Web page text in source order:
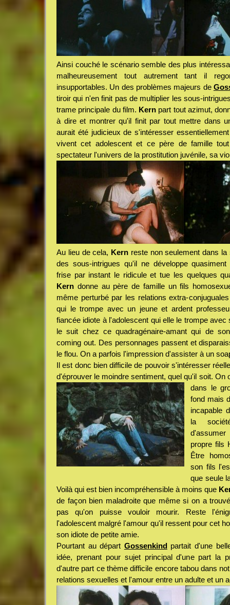
Ainsi couché le scénario semble des plus
malheureusement tout autrement tant il
insupportables. Un des problèmes majeurs de
tiroir qui n'en finit pas de multiplier les sous-
trame principale du film. Kern part tout azimut,
à dire et montrer qu'il finit par tout mettre dans
aurait été judicieux de s'intéresser
vivent cet adolescent et ce père de famille
spectateur l'univers de la prostitution juvénile, sa
Au lieu de cela, Kern reste non seulement dans
des sous-intrigues qu'il ne développe
frise par instant le ridicule et tue les quelques
Kern donne au père de famille un fils
même perturbé par les relations extra-
qui le trompe avec un jeune et ardent
fiancée idiote à l'adolescent qui elle le trompe
le suit chez ce quadragénaire-amant qui de
coming out. Des personnages passent et
le flou. On a parfois l'impression d'assister à un
Il est donc bien difficile de pouvoir s'intéresser
d'éprouver le moindre sentiment, quel qu'il soit. On
dans le
fond mais
incapable
la
propre fils
Être
son fils
que seule
Voilà qui est bien incompréhensible à moins que
de façon bien maladroite que même si on a
pas qu'on puisse vouloir mourir. Reste
l'adolescent malgré l'amour qu'il ressent pour cet
son idiote de petite amie.
Pourtant au départ Gossenkindpartait d'une
idée, prenant pour sujet principal d'une part la
d'autre part ce thème difficile encore tabou dans
relations sexuelles et l'amour entre un adulte et un